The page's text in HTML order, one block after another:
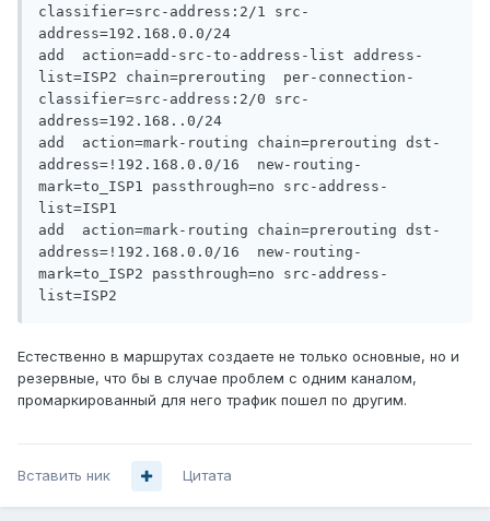
classifier=src-address:2/1 src-
address=192.168.0.0/24
add  action=add-src-to-address-list address-
list=ISP2 chain=prerouting  per-connection-
classifier=src-address:2/0 src-
address=192.168..0/24
add  action=mark-routing chain=prerouting dst-
address=!192.168.0.0/16  new-routing-
mark=to_ISP1 passthrough=no src-address-
list=ISP1
add  action=mark-routing chain=prerouting dst-
address=!192.168.0.0/16  new-routing-
mark=to_ISP2 passthrough=no src-address-
Естественно в маршрутах создаете не только основные, но и
резервные, что бы в случае проблем с одним каналом,
промаркированный для него трафик пошел по другим.
Вставить ник Цитата